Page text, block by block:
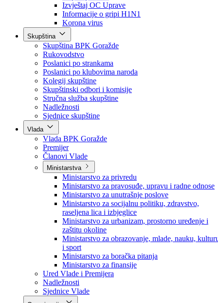
Obavještenja Vlade
Izvještajno prognozna služba Ministarstva privrede
Izvještaj o radu
Izvještaj OC Uprave
Informacije o gripi H1N1
Korona virus
Skupština
Skupština BPK Goražde
Rukovodstvo
Poslanici po strankama
Poslanici po klubovima naroda
Kolegij skupštine
Skupštinski odbori i komisije
Stručna služba skupštine
Nadležnosti
Sjednice skupštine
Vlada
Vlada BPK Goražde
Premijer
Članovi Vlade
Ministarstva
Ministarstvo za privredu
Ministarstvo za pravosuđe, upravu i radne odnose
Ministarstvo za unutrašnje poslove
Ministarstvo za socijalnu politiku, zdravstvo,
raseljena lica i izbjeglice
Ministarstvo za urbanizam, prostorno uređenje i
zaštitu okoline
Ministarstvo za obrazovanje, mlade, nauku,
i sport
Ministarstvo za boračka pitanja
Ministarstvo za finansije
Ured Vlade i Premijera